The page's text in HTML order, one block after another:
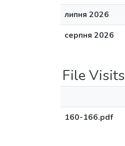
липня 2026
серпня 2026
File Visits
160-166.pdf